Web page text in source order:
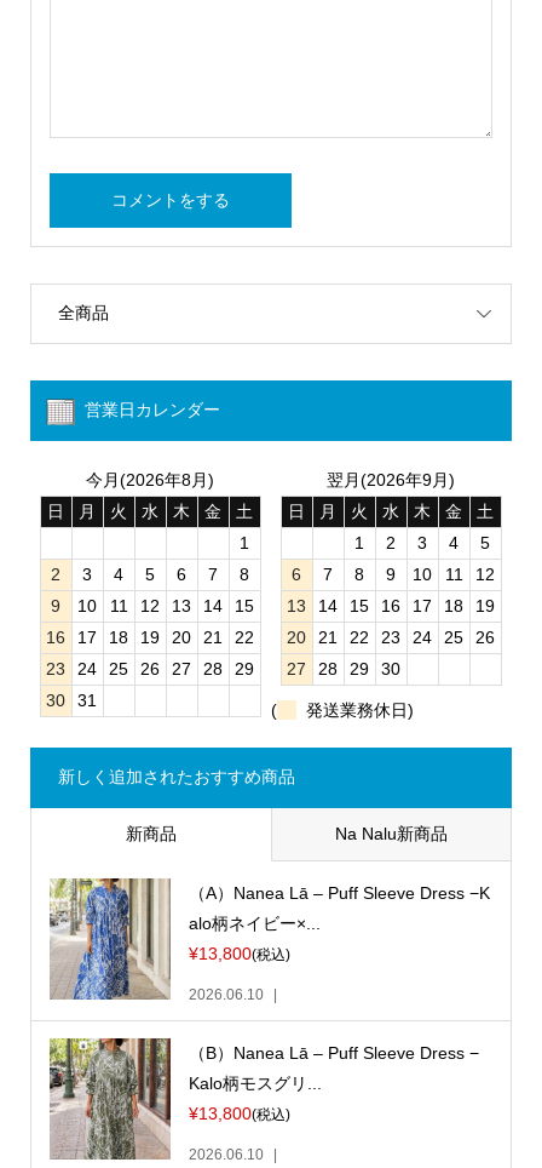
全商品
営業日カレンダー
今月(2026年8月)
日
月 火 水 木 金
土
1
2
3 4 5 6 7
8
9
10 11 12 13 14
15
16
17 18 19 20 21
22
23
24 25 26 27 28
29
30
31
翌月(2026年9月)
日
月 火 水 木 金
土
1
2 3 4
5
6
7 8 9 10 11
12
13
14 15 16 17 18
19
20
21 22 23 24 25
26
27
28 29 30
( 発送業務休日)
新しく追加されたおすすめ商品
新商品 Na Nalu新商品
（A）Nanea Lā – Puff Sleeve Dress −K
alo柄ネイビー×...
¥13,800(税込)
2026.06.10
（B）Nanea Lā – Puff Sleeve Dress −
Kalo柄モスグリ...
¥13,800(税込)
2026.06.10